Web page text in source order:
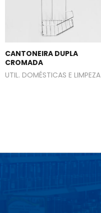
CANTONEIRA DUPLA
CROMADA
UTIL. DOMÉSTICAS E LIMPEZA